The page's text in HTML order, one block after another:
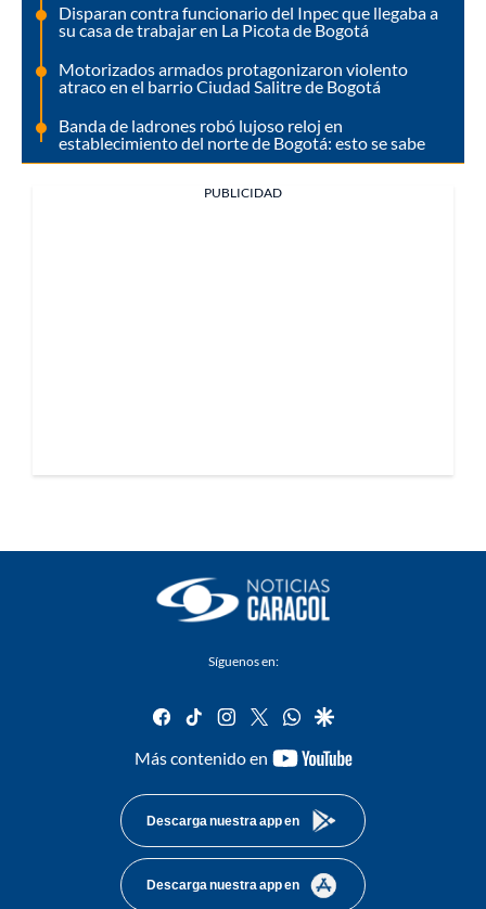
Disparan contra funcionario del Inpec que llegaba a
su casa de trabajar en La Picota de Bogotá
Motorizados armados protagonizaron violento
atraco en el barrio Ciudad Salitre de Bogotá
Banda de ladrones robó lujoso reloj en
establecimiento del norte de Bogotá: esto se sabe
PUBLICIDAD
Síguenos en:
facebook
tiktok instagram
twitterwhatsapp
google
Más contenido en
youtube-
Descarga nuestra app en
Descarga nuestra app en